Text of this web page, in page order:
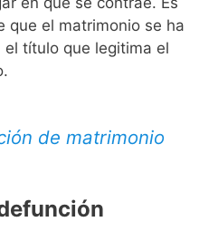
que el matrimonio se ha
título que legitima el
de matrimonio